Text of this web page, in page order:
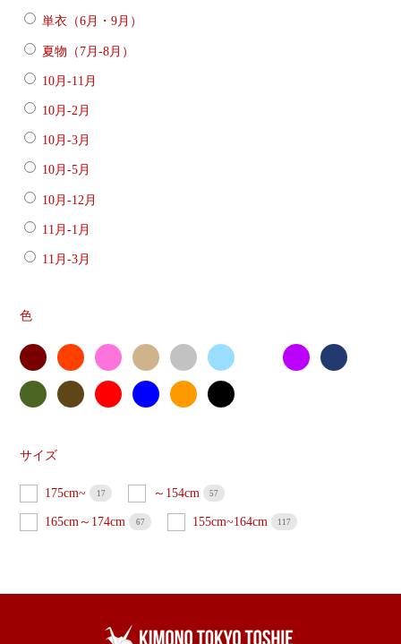
単衣（6月・9月）
夏物（7月-8月）
10月-11月
10月-2月
10月-3月
10月-5月
10月-12月
11月-1月
11月-3月
色
サイズ
175cm~ 17 ～154cm 57
165cm～174cm 67 155cm~164cm 117